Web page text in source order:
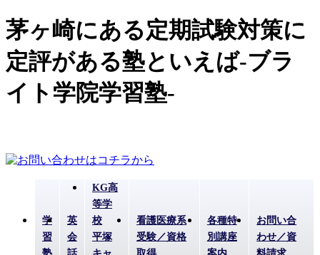
茅ヶ崎にある定期試験対策に
定評がある塾といえば-ブラ
イト学院学習塾-
学
習
英
会
KG高
等学
校
平塚
看護医療系
受験／資格
各種特
別講座
お問い合
わせ／資